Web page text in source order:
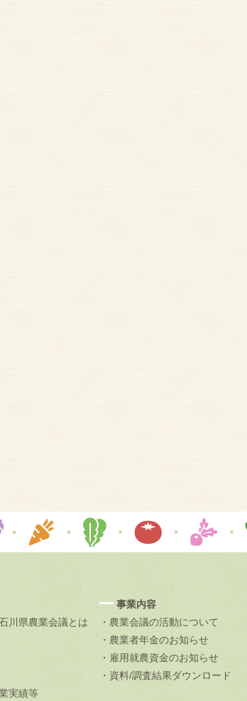
川県農業会議とは
実績等
事業内容
・農業会議の活動について
・農業者年金のお知らせ
・雇用就農資金のお知らせ
・資料/調査結果ダウンロード